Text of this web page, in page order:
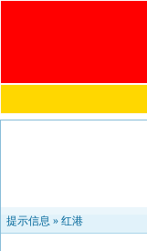
提示信息 » 红港